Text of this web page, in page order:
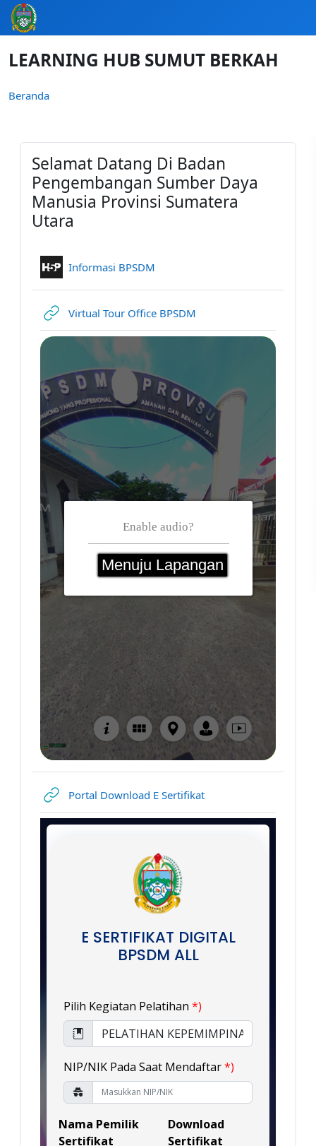
Lewati ke konten utama
LEARNING HUB SUMUT BERKAH
Beranda
Selamat Datang Di Badan
Pengembangan Sumber Daya
Manusia Provinsi Sumatera
Utara
Informasi BPSDM
Virtual Tour Office BPSDM
Portal Download E SertifikatURL